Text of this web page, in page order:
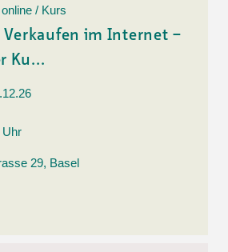
/ Kurs
Verkaufen im Internet –
Ku...
Uhr
29, Basel